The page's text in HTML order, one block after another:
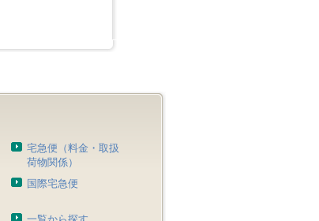
宅急便（料金・取扱
荷物関係）
国際宅急便